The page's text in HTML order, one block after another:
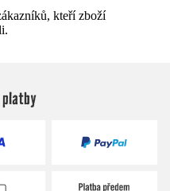
kteří zboží